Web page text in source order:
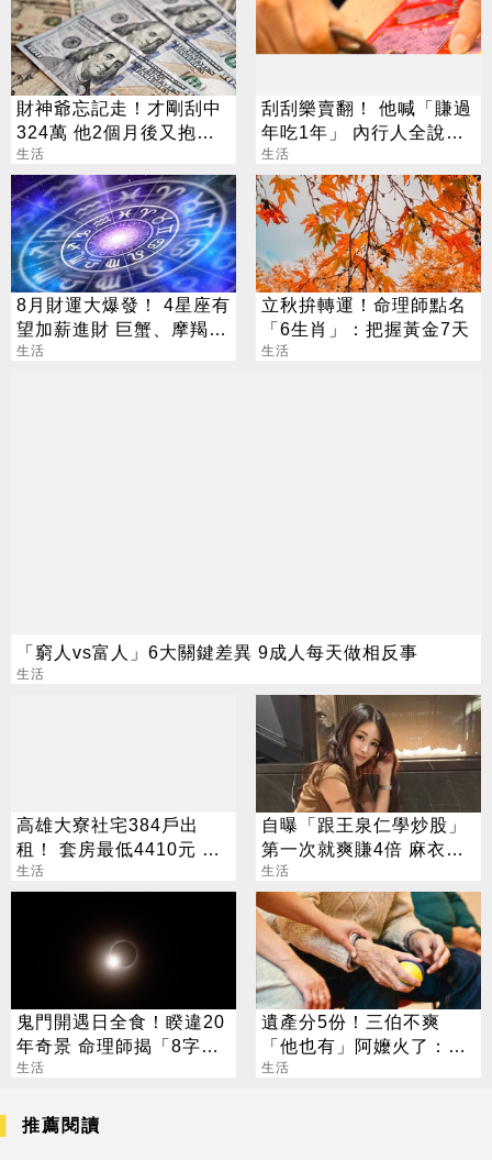
財神爺忘記走！才剛刮中
324萬 他2個月後又抱回
3243萬
生活
刮刮樂賣翻！ 他喊「賺過
年吃1年」 內行人全說
了：生存不易
生活
8月財運大爆發！ 4星座有
望加薪進財 巨蟹、摩羯最
有感
生活
立秋拚轉運！命理師點名
「6生肖」：把握黃金7天
生活
「窮人vs富人」6大關鍵差異 9成人每天做相反事
生活
高雄大寮社宅384戶出
租！ 套房最低4410元 這
日起開放申請
生活
自曝「跟王泉仁學炒股」
第一次就爽賺4倍 麻衣：
感謝指導
生活
鬼門開遇日全食！睽違20
年奇景 命理師揭「8字」
叮囑
生活
遺產分5份！三伯不爽
「他也有」阿嬤火了：全
捐孤兒院
生活
推薦閱讀